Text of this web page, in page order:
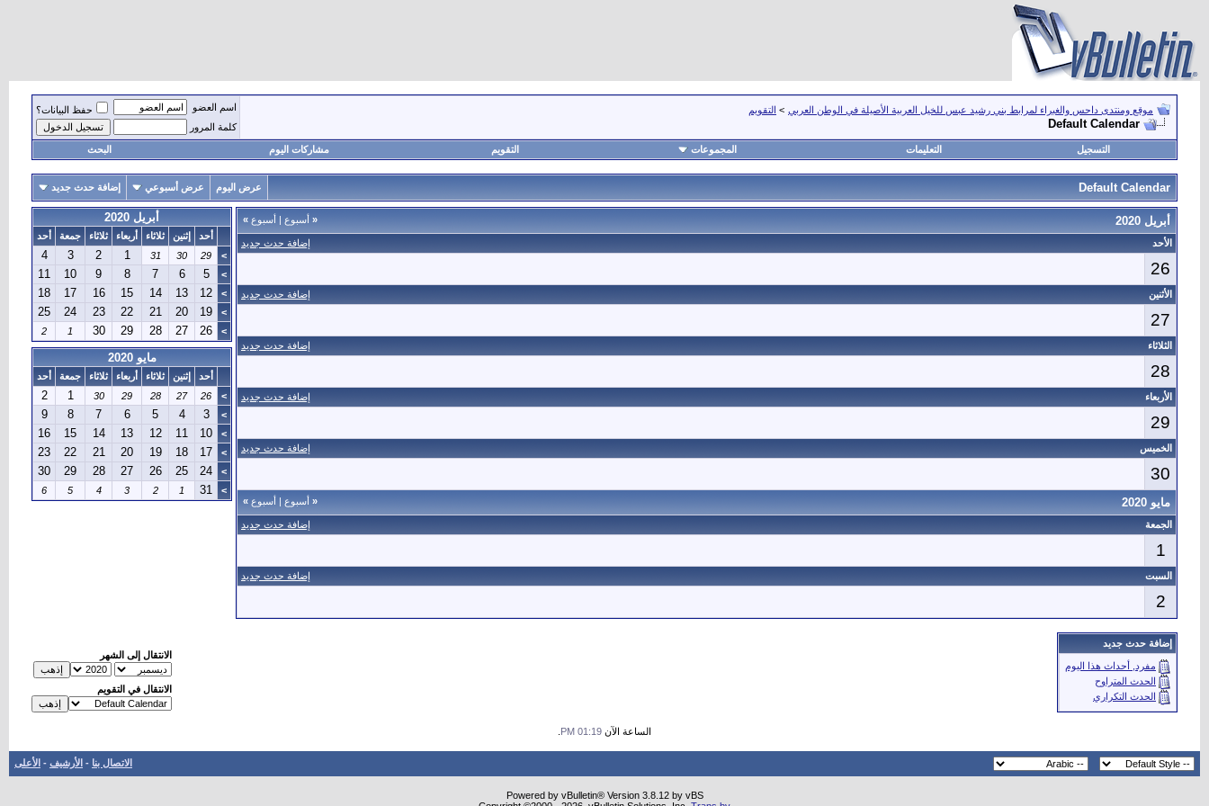
موقع ومنتدى داحس والغبراء لمرابط بني رشيد عبس للخيل العربية الأصيلة في الوطن العربي > التقويم
Default Calendar
اسم العضو
حفظ البيانات؟
كلمة المرور
التسجيل التعليمات المجموعات التقويم مشاركات اليوم البحث
Default Calendar عرض اليوم عرض أسبوعي إضافة حدث جديد
« أسبوع | أسبوع » أبريل 2020
إضافة حدث جديد الأحد
26
إضافة حدث جديد الأثنين
27
إضافة حدث جديد الثلاثاء
28
إضافة حدث جديد الأربعاء
29
إضافة حدث جديد الخميس
30
« أسبوع | أسبوع » مايو 2020
إضافة حدث جديد الجمعة
1
إضافة حدث جديد السبت
2
أبريل 2020
أحد إثنين ثلاثاء أربعاء ثلاثاء جمعة
أحد
>
29
30
31
1
2
3
4
>
5
6
7
8
9
10
11
>
12
13
14
15
16
17
18
>
19
20
21
22
23
24
25
>
26
27
28
29
30
1
2
مايو 2020
أحد إثنين ثلاثاء أربعاء ثلاثاء جمعة
أحد
>
26
27
28
29
30
1
2
>
3
4
5
6
7
8
9
>
10
11
12
13
14
15
16
>
17
18
19
20
21
22
23
>
24
25
26
27
28
29
30
>
31
1
2
3
4
5
6
إضافة حدث جديد
مفرد, أحداث هذا اليوم
الحدث المتراوح
الحدث التكراري
الانتقال إلى الشهر
الانتقال في التقويم
الساعة الآن 01:19 PM
الاتصال بنا - الأرشيف - الأعلى
Powered by vBulletin® Version 3.8.12 by vBS